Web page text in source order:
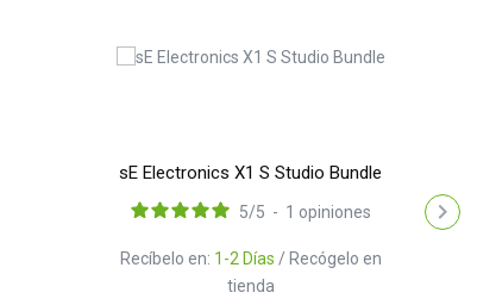
sE Electronics X1 S Studio Bundle
Recíbelo en: 1-2 Días / Recógelo en
tienda
5/5 - 1 opiniones